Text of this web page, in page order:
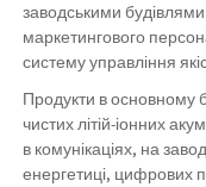
заводськими
маркетингового
систему управління
Продукти в основному
чистих літій-іонних
в комунікаціях, на
енергетиці, цифрових